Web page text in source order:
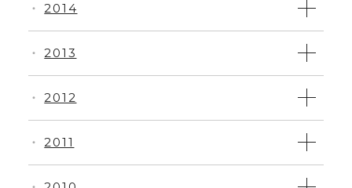
・ 2011
・ 2012
・ 2013
・ 2014